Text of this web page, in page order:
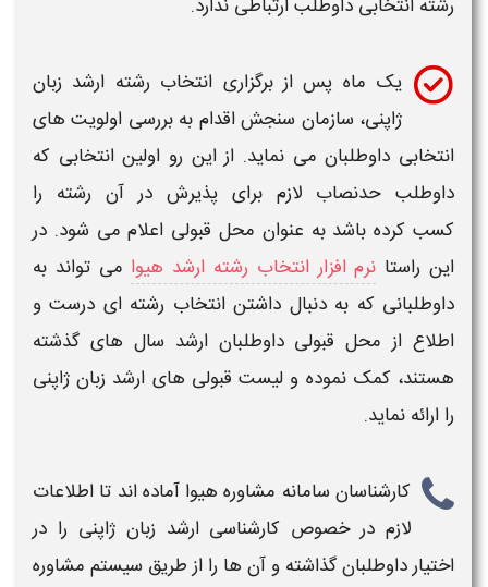
رشته انتخابی داوطلب ارتباطی ندارد.
یک ماه پس از برگزاری انتخاب رشته ارشد زبان
ژاپنی، سازمان سنجش اقدام به بررسی اولویت های
انتخابی داوطلبان می نماید. از این رو اولین انتخابی که
داوطلب حدنصاب لازم برای پذیرش در آن رشته را
کسب کرده باشد به عنوان محل قبولی اعلام می شود. در
این راستا نرم افزار انتخاب رشته ارشد هیوا می تواند به
داوطلبانی که به دنبال داشتنانتخاب رشته ای درست و
اطلاع از محل قبولی داوطلبانارشد سال های گذشته
هستند، کمک نموده و لیست قبولی های ارشد زبان ژاپنی
را ارائه نماید.
کارشناسان سامانه مشاوره هیوا آماده اند تا اطلاعات
لازم در خصوص کارشناسی ارشد زبان ژاپنی را در
اختیار داوطلبان گذاشته و آن ها را از طریق سیستم مشاوره